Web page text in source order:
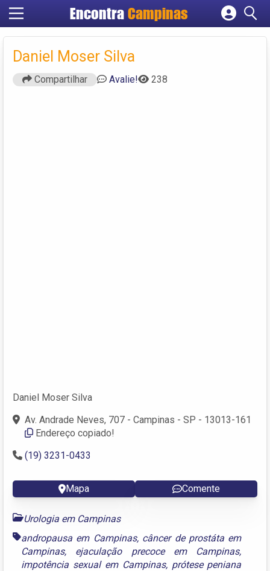
Encontra Campinas
Cadastrar empresa
Criar conta
Daniel Moser Silva
Compartilhar Avalie! 238
Daniel Moser Silva
Av. Andrade Neves, 707 - Campinas - SP - 13013-161
Endereço copiado!
(19) 3231-0433
Mapa Comente
Urologia em Campinas
andropausa em Campinas, câncer de prostáta em
Campinas, ejaculação precoce em Campinas,
impotência sexual em Campinas, prótese peniana